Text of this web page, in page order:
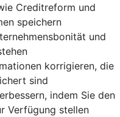
Creditreform und
speichern
und
korrigieren, die
sind
indem Sie den
Verfügung stellen